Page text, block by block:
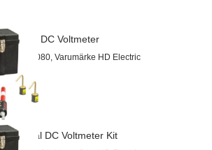
Portabel DC Voltmeter
Artnr 682080, Varumärke HD Electric
Universal DC Voltmeter Kit